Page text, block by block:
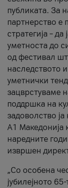
публиката. За
партнерство е
стратегија –
уметноста до
од фестивал
наследството
уметнички
зацврстуваме
поддршка на
задоволство
A1 Македонија
наредните
извршен
„Со особена
јубилејното